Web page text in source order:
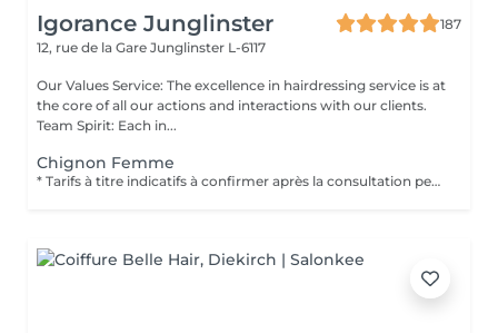
Igorance Junglinster
187
12, rue de la Gare Junglinster L-6117
Our Values Service: The excellence in hairdressing service is at
the core of all our actions and interactions with our clients.
Team Spirit: Each in...
Chignon Femme
* Tarifs à titre indicatifs à confirmer après la consultation personnalisée établit auprès de votre coiffeur/stylist/spécialiste * La direction se réserve le droit dapporter des modifications pour le bon fonctionnement du salon